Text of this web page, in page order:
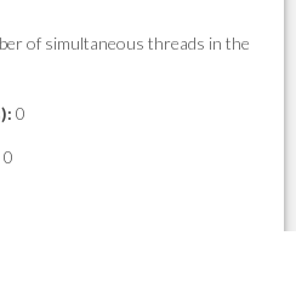
of simultaneous threads in the
0
0